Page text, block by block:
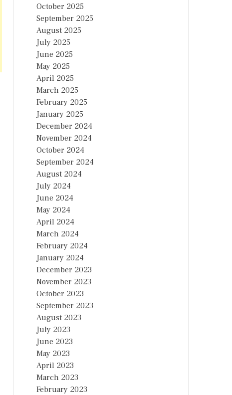
October 2025
September 2025
August 2025
July 2025
June 2025
May 2025
April 2025
March 2025
February 2025
January 2025
December 2024
November 2024
October 2024
September 2024
August 2024
July 2024
June 2024
May 2024
April 2024
March 2024
February 2024
January 2024
December 2023
November 2023
October 2023
September 2023
August 2023
July 2023
June 2023
May 2023
April 2023
March 2023
February 2023